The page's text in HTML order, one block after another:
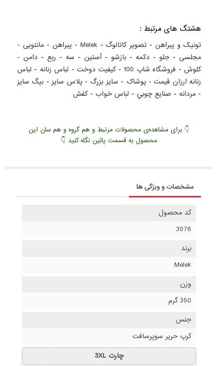
هشتگ های مرتبط :
تونیک و پیراهن- تصویر کاتالوگ -
Melek
-پیراهن -مانتویی -
مجلسی - جلو - دکمه- بازشو -آستین - سه - ربع -دامن -
کلوش - فروشگاه شاپ 100 -کيفيت دوخت- لباس زنانه - لباس
زنانه ارزان قيمت-پوشاک - سايز بزرگ -پلاس سايز- بيگ سايز
- مردانه - صنايع چوبي - لباس خواب -کفش
👇 برای مشاهده‌ی محصولات مرتبط و هم گروه و هم سان این
محصول به قسمت پائین نگاه کنید 👇
مشخصات و ویژگی ها
کد محصول
3076
برند
Melek
وزن
350 گرم
جنس
کرپ حریر سوپرسافت
چارت 3XL